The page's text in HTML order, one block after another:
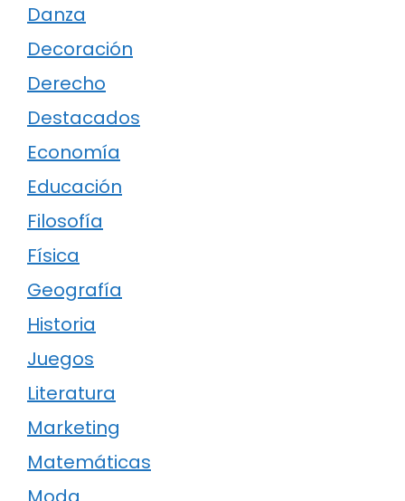
Danza
Decoración
Derecho
Destacados
Economía
Educación
Filosofía
Física
Geografía
Historia
Juegos
Literatura
Marketing
Matemáticas